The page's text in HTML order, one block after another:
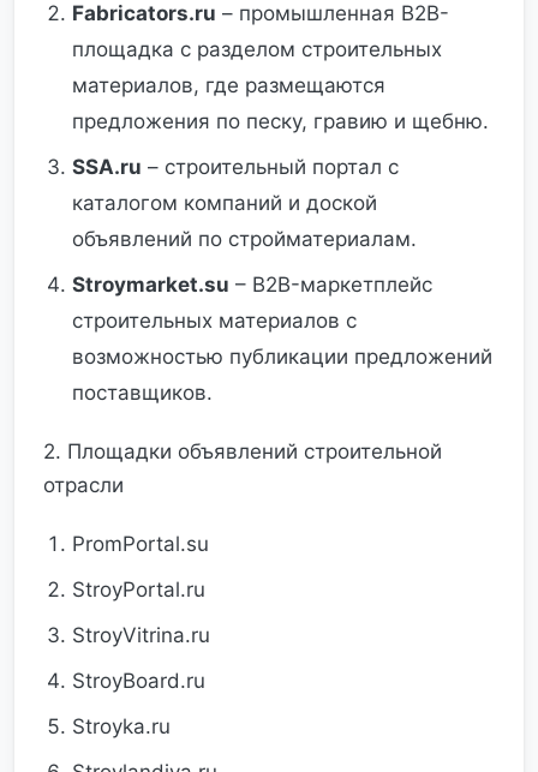
Fabricators.ru – промышленная B2B-
площадка с разделом строительных
материалов, где размещаются
предложения по песку, гравию и щебню.
SSA.ru – строительный портал с
каталогом компаний и доской
объявлений по стройматериалам.
Stroymarket.su – B2B-маркетплейс
строительных материалов с
возможностью публикации предложений
поставщиков.
2. Площадки объявлений строительной
отрасли
PromPortal.su
StroyPortal.ru
StroyVitrina.ru
StroyBoard.ru
Stroyka.ru